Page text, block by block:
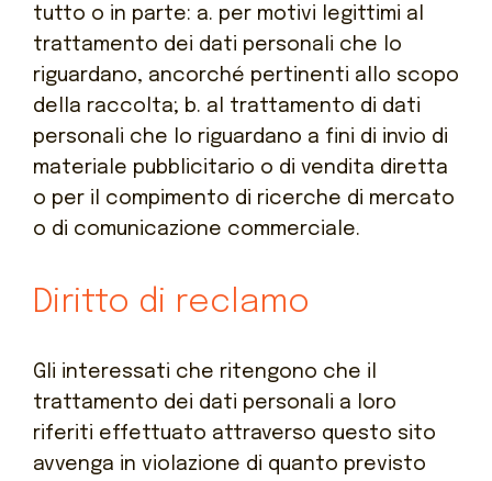
tutto o in parte: a. per motivi legittimi al
trattamento dei dati personali che lo
riguardano, ancorché pertinenti allo scopo
della raccolta; b. al trattamento di dati
personali che lo riguardano a fini di invio di
materiale pubblicitario o di vendita diretta
o per il compimento di ricerche di mercato
o di comunicazione commerciale.
Diritto di reclamo
Gli interessati che ritengono che il
trattamento dei dati personali a loro
riferiti effettuato attraverso questo sito
avvenga in violazione di quanto previsto